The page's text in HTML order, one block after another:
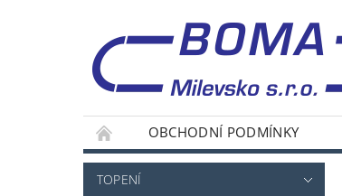
OBCHODNÍ PODMÍNKY
TOPENÍ